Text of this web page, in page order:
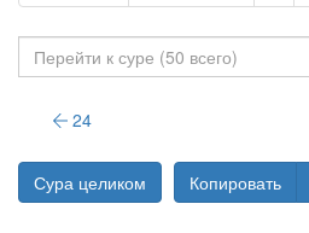
24
Сура целиком Копировать